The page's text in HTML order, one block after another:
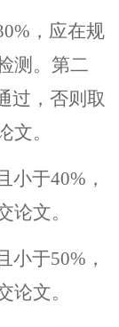
，应在规
测。第二
过，否则取
文。
小于40% ，
论文。
小于50% ，
论文。